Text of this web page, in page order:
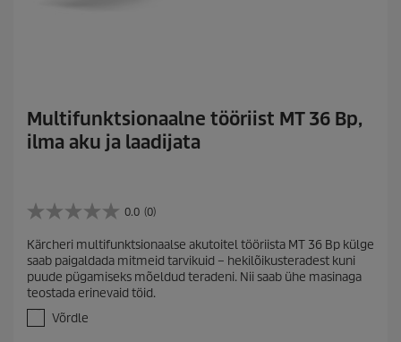
Multifunktsionaalne tööriist MT 36 Bp,
ilma aku ja laadijata
0.0 (0)
0
0
/
5
t
h
Kärcheri multifunktsionaalse akutoitel tööriista MT 36 Bp külge
saab paigaldada mitmeid tarvikuid – hekilõikusteradest kuni
puude pügamiseks mõeldud teradeni. Nii saab ühe masinaga
teostada erinevaid töid.
Võrdle